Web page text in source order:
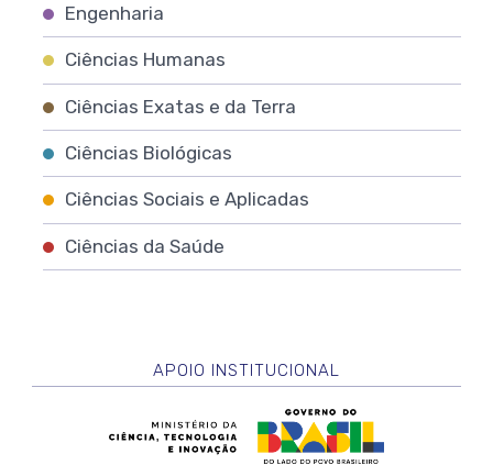
Engenharia
Ciências Humanas
Ciências Exatas e da Terra
Ciências Biológicas
Ciências Sociais e Aplicadas
Ciências da Saúde
APOIO INSTITUCIONAL